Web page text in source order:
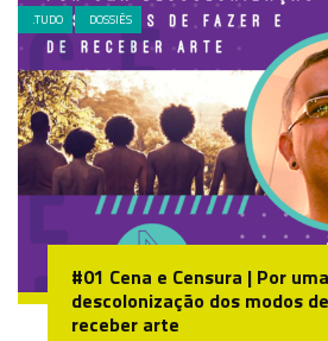
.TUDO DOSSIÊS
#01 Cena e Censura | Por uma
descolonização dos modos
receber arte